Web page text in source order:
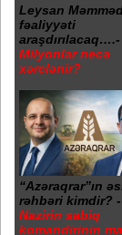
Leysan
fəaliyyəti
araşdırılacaq….-
Milyonlar necə
xərclənir?
“Azəraqrar”ın
rəhbəri kimdir? -
Nazirin sabiq
komandirinin